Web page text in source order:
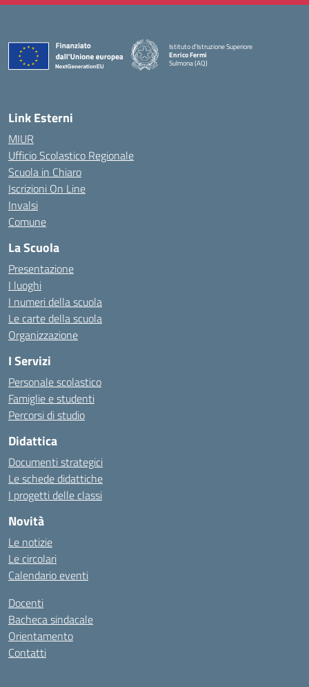
Istituto d'Istruzione Superiore
Enrico Fermi
Sulmona (AQ)
— Visita la pagina iniziale della scuola
Link Esterni
MIUR
Ufficio Scolastico Regionale
Scuola in Chiaro
Iscrizioni On Line
Invalsi
Comune
La Scuola
Presentazione
I luoghi
I numeri della scuola
Le carte della scuola
Organizzazione
I Servizi
Personale scolastico
Famiglie e studenti
Percorsi di studio
Didattica
Documenti strategici
Le schede didattiche
I progetti delle classi
Novità
Le notizie
Le circolari
Calendario eventi
Docenti
Bacheca sindacale
Orientamento
Contatti